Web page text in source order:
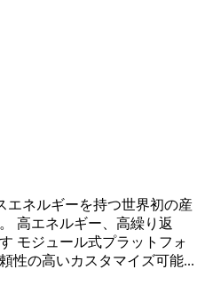
エネルギーを持つ世界初の産
高エネルギー、高繰り返
モジュール式プラットフォ
性の高いカスタマイズ可能...